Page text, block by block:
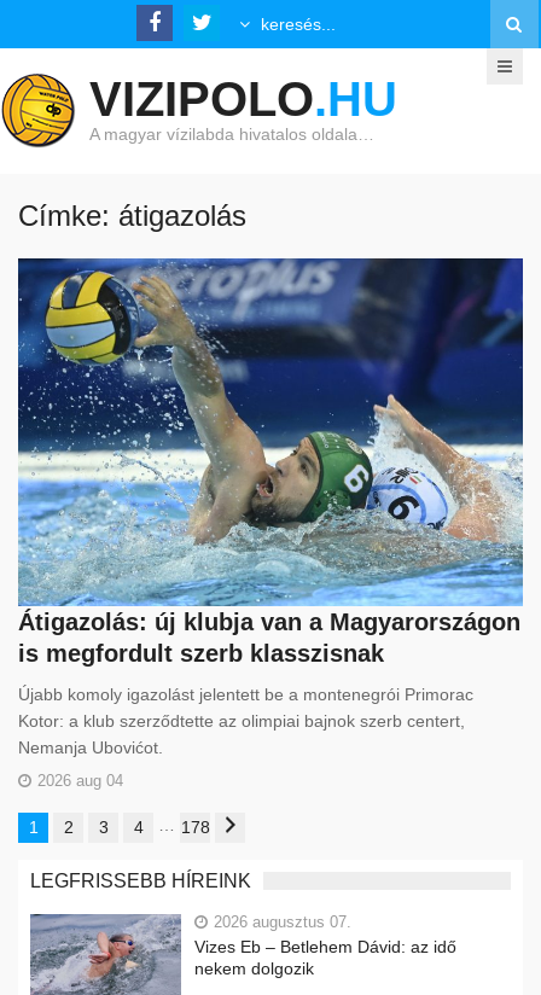
VIZIPOLO.HU
A magyar vízilabda hivatalos oldala…
Címke: átigazolás
Átigazolás: új klubja van a Magyarországon
is megfordult szerb klasszisnak
Újabb komoly igazolást jelentett be a montenegrói Primorac
Kotor: a klub szerződtette az olimpiai bajnok szerb centert,
Nemanja Ubovićot.
2026 aug 04
1 2 3 4 … 178
LEGFRISSEBB HÍREINK
2026 augusztus 07.
Vizes Eb – Betlehem Dávid: az idő
nekem dolgozik